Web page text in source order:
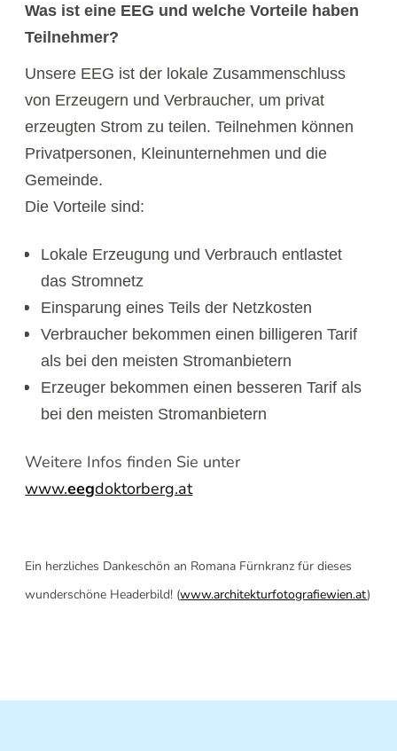
Was ist eine EEG und welche Vorteile haben
Teilnehmer?
Unsere EEG ist der lokale Zusammenschluss
von Erzeugern und Verbraucher, um privat
erzeugten Strom zu teilen. Teilnehmen können
Privatpersonen, Kleinunternehmen und die
Gemeinde.
Die Vorteile sind:
Lokale Erzeugung und Verbrauch entlastet
das Stromnetz
Einsparung eines Teils der Netzkosten
Verbraucher bekommen einen billigeren Tarif
als bei den meisten Stromanbietern
Erzeuger bekommen einen besseren Tarif als
bei den meisten Stromanbietern
Weitere Infos finden Sie unter
www.eegdoktorberg.at
Ein herzliches Dankeschön an Romana Fürnkranz für dieses
wunderschöne Headerbild! (www.architekturfotografiewien.at)